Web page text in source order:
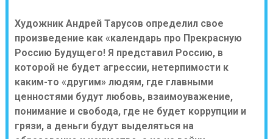
Художник Андрей Тарусов определил свое
произведение как «календарь про Прекрасную
Россию Будущего! Я представил Россию, в
которой не будет агрессии, нетерпимости к
каким-то «другим» людям, где главными
ценностями будут любовь, взаимоуважение,
понимание и свобода, где не будет коррупции и
грязи, а деньги будут выделяться на